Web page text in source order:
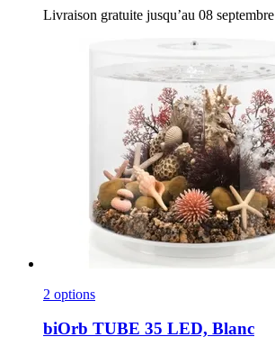
Livraison gratuite jusqu’au 08 septembre
2 options
biOrb TUBE 35 LED, Blanc